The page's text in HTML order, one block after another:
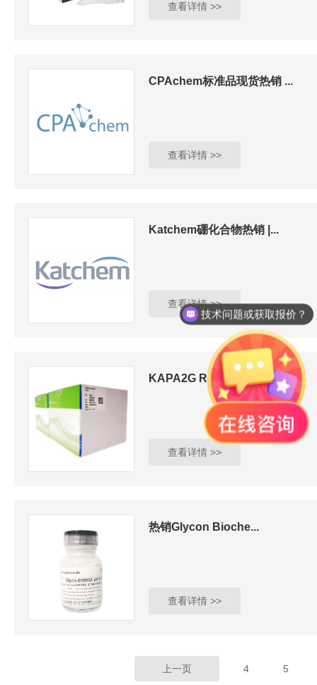
查看详情 >>
CPAchem标准品现货热销 ...
查看详情 >>
Katchem硼化合物热销 |...
查看详情 >>
KAPA2G Robust H...
查看详情 >>
热销Glycon Bioche...
查看详情 >>
上一页 4 5
技术问题或获取报价？